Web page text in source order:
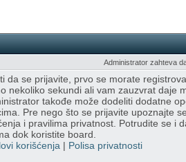
Administrator zahteva
da se prijavite, prvo se morate
nekoliko sekundi ali vam zauzvrat daje
takođe može dodeliti dodatne
Pre nego što se prijavite upoznajte
i pravilima privatnost. Potrudite se i
dok koristite board.
korišćenja | Polisa privatnosti